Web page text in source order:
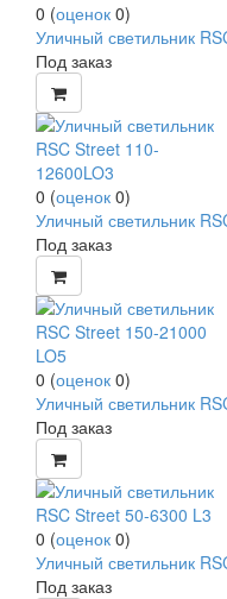
0 (оценок 0)
Уличный светильник
Под заказ
0 (оценок 0)
Уличный светильник
Под заказ
0 (оценок 0)
Уличный светильник
Под заказ
0 (оценок 0)
Уличный светильник
Под заказ